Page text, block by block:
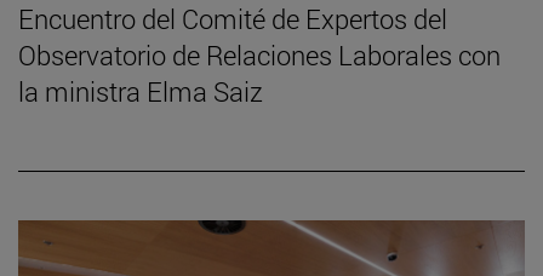
Encuentro del Comité de Expertos del
Observatorio de Relaciones Laborales con
la ministra Elma Saiz